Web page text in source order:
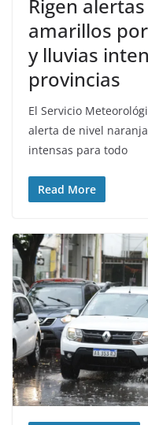
Rigen
amarillos
y lluvias
provincias
El Servicio
alerta de nivel
intensas para todo
Read More